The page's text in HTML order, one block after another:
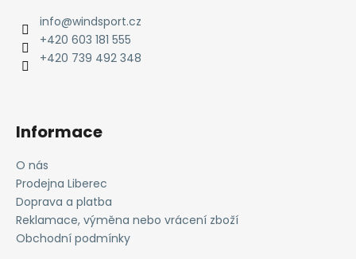
info@windsport.cz
+420 603 181 555
+420 739 492 348
Informace
O nás
Prodejna Liberec
Doprava a platba
Reklamace, výměna nebo vrácení zboží
Obchodní podmínky